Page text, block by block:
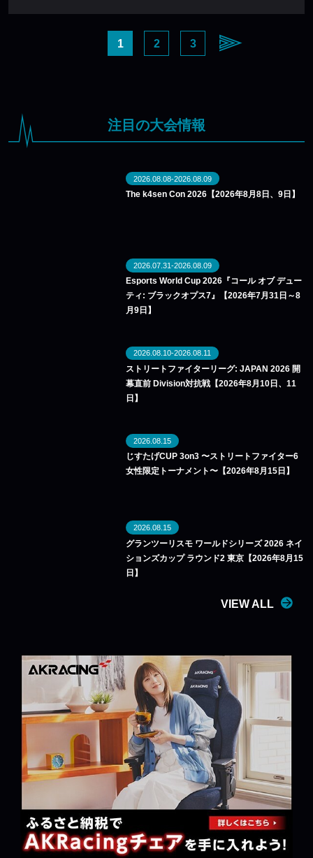
1 2 3
注目の大会情報
2026.08.08-2026.08.09
The k4sen Con 2026【2026年8月8日、9日】
2026.07.31-2026.08.09
Esports World Cup 2026『コール オブ デュー
ティ: ブラックオプス7』【2026年7月31日～8
月9日】
2026.08.10-2026.08.11
ストリートファイターリーグ: JAPAN 2026 開
幕直前 Division対抗戦【2026年8月10日、11
日】
2026.08.15
じすたげCUP 3on3 〜ストリートファイター6
女性限定トーナメント〜【2026年8月15日】
2026.08.15
グランツーリスモ ワールドシリーズ 2026 ネイ
ションズカップ ラウンド2 東京【2026年8月15
日】
VIEW ALL